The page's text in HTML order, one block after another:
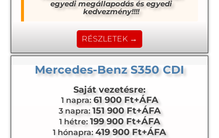
egyedi megállapodás és egyedi
kedvezmény!!!!
RÉSZLETEK →
Mercedes-Benz S350 CDI
Saját vezetésre:
1 napra: 61 900 Ft+ÁFA
3 napra: 151 900 Ft+ÁFA
1 hétre: 199 900 Ft+ÁFA
1 hónapra: 419 900 Ft+ÁFA